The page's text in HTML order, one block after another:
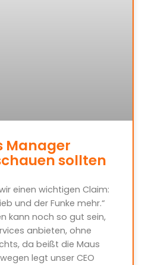
Manager
sollten
einen wichtigen Claim:
und der Funke mehr.“
kann noch so gut sein,
anbieten, ohne
da beißt die Maus
legt unser CEO